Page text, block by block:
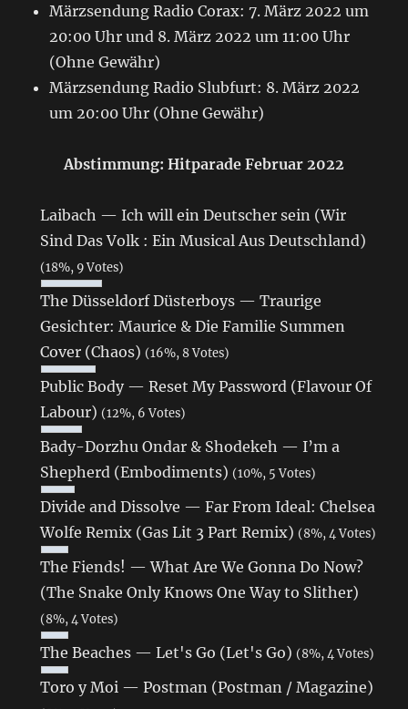
Märzsendung Radio Corax: 7. März 2022 um
20:00 Uhr und 8. März 2022 um 11:00 Uhr
(Ohne Gewähr)
Märzsendung Radio Slubfurt: 8. März 2022
um 20:00 Uhr (Ohne Gewähr)
Abstimmung: Hitparade Februar 2022
Laibach — Ich will ein Deutscher sein (Wir
Sind Das Volk : Ein Musical Aus Deutschland)
(18%, 9 Votes)
The Düsseldorf Düsterboys — Traurige
Gesichter: Maurice & Die Familie Summen
Cover (Chaos) (16%, 8 Votes)
Public Body — Reset My Password (Flavour Of
Labour) (12%, 6 Votes)
Bady-Dorzhu Ondar & Shodekeh — I’m a
Shepherd (Embodiments) (10%, 5 Votes)
Divide and Dissolve — Far From Ideal: Chelsea
Wolfe Remix (Gas Lit 3 Part Remix) (8%, 4 Votes)
The Fiends! — What Are We Gonna Do Now?
(The Snake Only Knows One Way to Slither)
(8%, 4 Votes)
The Beaches — Let's Go (Let's Go) (8%, 4 Votes)
Toro y Moi — Postman (Postman / Magazine)